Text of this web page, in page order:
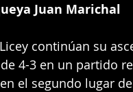
Juan Marichal
continúan su
4-3 en un partido
el segundo lugar